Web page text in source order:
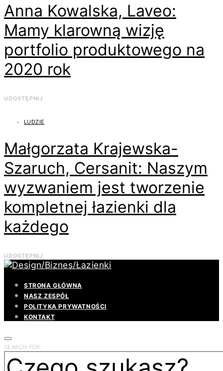
Anna Kowalska, Laveo:
Mamy klarowną wizję
portfolio produktowego na
2020 rok
UDOSTĘPNIJ
LUDZIE
Małgorzata Krajewska-
Szaruch, Cersanit: Naszym
wyzwaniem jest tworzenie
kompletnej łazienki dla
każdego
UDOSTĘPNIJ
STRONA GŁÓWNA
NASZ ZESPÓŁ
POLITYKA PRYWATNOŚCI
KONTAKT
SEARCH FOR: